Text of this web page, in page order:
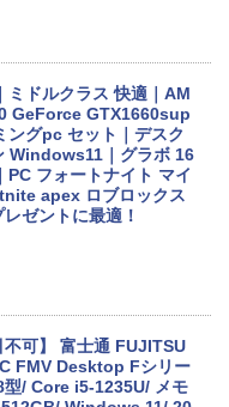
ントUP＆クーポン配
対応 再生品Sランク
】中古 店長おま
15インチ Window
ートパソコン
ミドルクラス 快適｜AM
GeForce GTX1660sup
ングpc セット｜デスク
Windows11｜グラボ 16
フォートナイト マイ
apex ロブロックス
ゼントに最適！
不可】 富士通 FUJITSU
FMV Desktop Fシリー
型/ Core i5-1235U/ メモ